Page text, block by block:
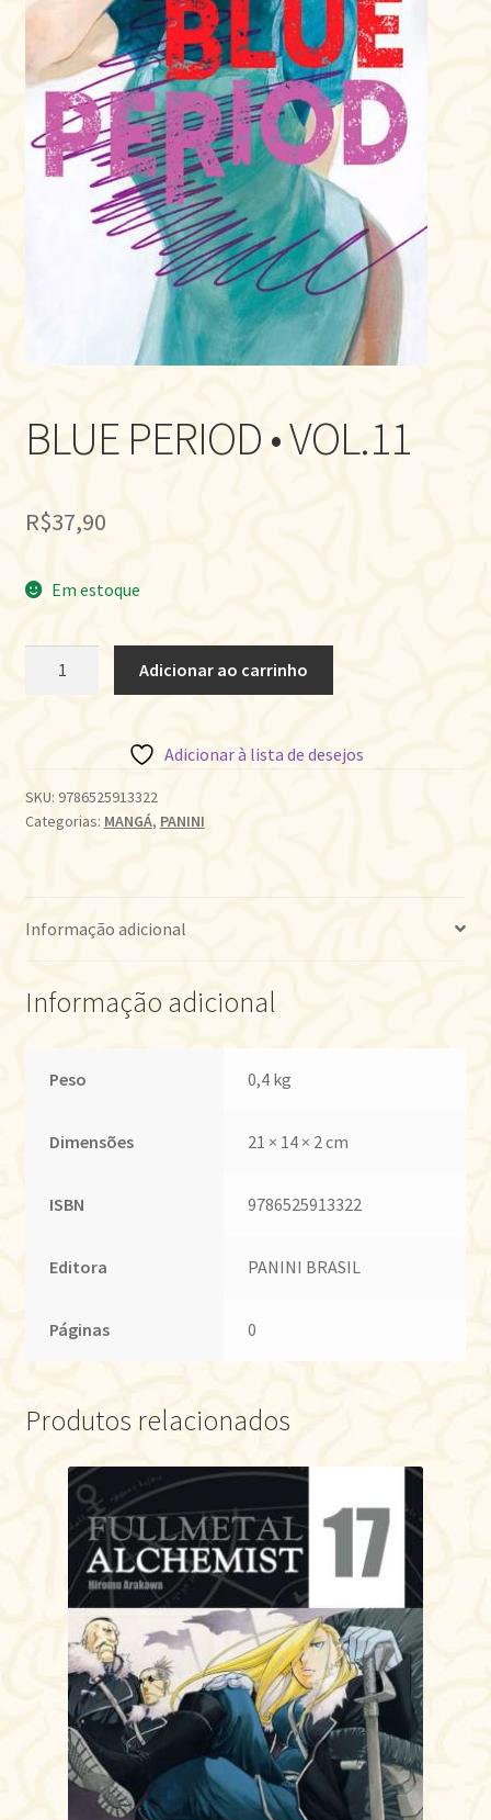
BLUE PERIOD • VOL.11
R$37,90
Em estoque
quantidade
Adicionar ao carrinho
Adicionar à lista de desejos
SKU: 9786525913322
Categorias: MANGÁ, PANINI
Informação adicional
Informação adicional
Peso 0,4 kg
Dimensões 21 × 14 × 2 cm
ISBN 9786525913322
Editora PANINI BRASIL
Páginas 0
Produtos relacionados